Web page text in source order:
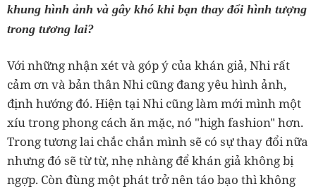
khung hình ảnh và gây khó khi bạn thay đổi hình tượng
trong tương lai?
Với những nhận xét và góp ý của khán giả, Nhi rất
cảm ơn và bản thân Nhi cũng đang yêu hình ảnh,
định hướng đó. Hiện tại Nhi cũng làm mới mình một
xíu trong phong cách ăn mặc, nó "high fashion" hơn.
Trong tương lai chắc chắn mình sẽ có sự thay đổi nữa
nhưng đó sẽ từ từ, nhẹ nhàng để khán giả không bị
ngợp. Còn đùng một phát trở nên táo bạo thì không